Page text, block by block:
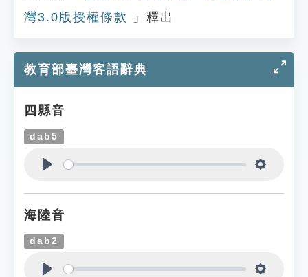
灣3.0版授權條款
」釋出
教育部臺灣客語辭典
四縣音
dab5
海陸音
dab2